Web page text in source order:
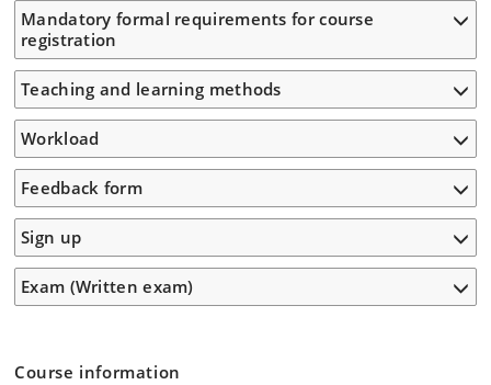
Mandatory formal requirements for course
registration
Teaching and learning methods
Workload
Feedback form
Sign up
Exam (Written exam)
Course information